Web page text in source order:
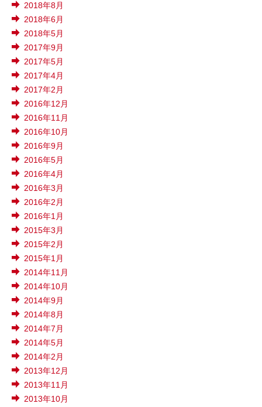
2018年8月
2018年6月
2018年5月
2017年9月
2017年5月
2017年4月
2017年2月
2016年12月
2016年11月
2016年10月
2016年9月
2016年5月
2016年4月
2016年3月
2016年2月
2016年1月
2015年3月
2015年2月
2015年1月
2014年11月
2014年10月
2014年9月
2014年8月
2014年7月
2014年5月
2014年2月
2013年12月
2013年11月
2013年10月